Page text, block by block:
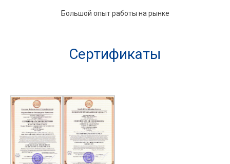
Большой опыт работы на рынке
Сертификаты